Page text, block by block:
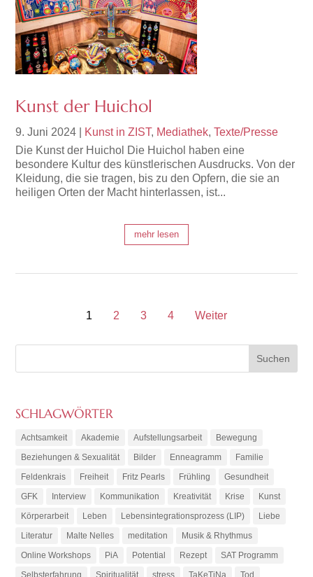
Kunst der Huichol
9. Juni 2024 Kunst in ZIST, Mediathek,Texte/Presse
Die Kunst der Huichol Die Huichol haben eine
besondere Kultur des künstlerischen Ausdrucks. Von der
Kleidung, die sie tragen, bis zu den Opfern, die sie an
heiligen Orten der Macht hinterlassen, ist...
mehr lesen
1 2 3 4 Weiter
SCHLAGWÖRTER
Achtsamkeit Akademie Aufstellungsarbeit
Bewegung
Beziehungen & Sexualität
Bilder Enneagramm
Familie
Feldenkrais
Freiheit Fritz Pearls Frühling
Gesundheit
GFK
Interview Kommunikation Kreativität Krise
Kunst
Körperarbeit
Leben Lebensintegrationsprozess (LIP)
Liebe
Literatur
Malte Nelles meditation
Musik & Rhythmus
Online Workshops
PiA Potential Rezept
SAT Programm
Selbsterfahrung
Spiritualität stress TaKeTiNa Tod